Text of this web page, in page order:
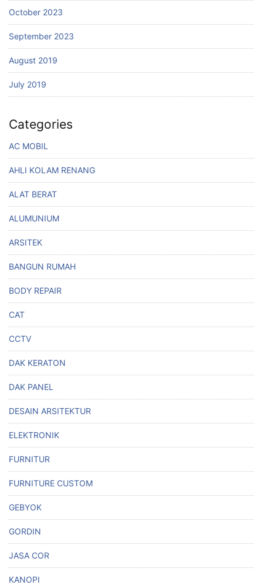
October 2023
September 2023
August 2019
July 2019
Categories
AC MOBIL
AHLI KOLAM RENANG
ALAT BERAT
ALUMUNIUM
ARSITEK
BANGUN RUMAH
BODY REPAIR
CAT
CCTV
DAK KERATON
DAK PANEL
DESAIN ARSITEKTUR
ELEKTRONIK
FURNITUR
FURNITURE CUSTOM
GEBYOK
GORDIN
JASA COR
KANOPI